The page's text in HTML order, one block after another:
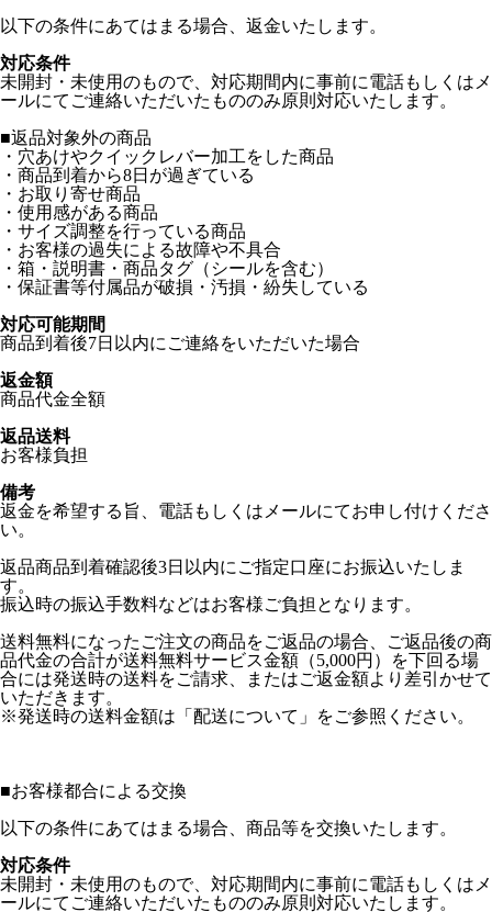
以下の条件にあてはまる場合、返金いたします。
対応条件
未開封・未使用のもので、対応期間内に事前に電話もしくはメ
ールにてご連絡いただいたもののみ原則対応いたします。
■返品対象外の商品
・穴あけやクイックレバー加工をした商品
・商品到着から8日が過ぎている
・お取り寄せ商品
・使用感がある商品
・サイズ調整を行っている商品
・お客様の過失による故障や不具合
・箱・説明書・商品タグ（シールを含む）
・保証書等付属品が破損・汚損・紛失している
対応可能期間
商品到着後7日以内にご連絡をいただいた場合
返金額
商品代金全額
返品送料
お客様負担
備考
返金を希望する旨、電話もしくはメールにてお申し付けくださ
い。
返品商品到着確認後3日以内にご指定口座にお振込いたしま
す。
振込時の振込手数料などはお客様ご負担となります。
送料無料になったご注文の商品をご返品の場合、ご返品後の商
品代金の合計が送料無料サービス金額（5,000円）を下回る場
合には発送時の送料をご請求、またはご返金額より差引かせて
いただきます。
※発送時の送料金額は「配送について」をご参照ください。
■お客様都合による交換
以下の条件にあてはまる場合、商品等を交換いたします。
対応条件
未開封・未使用のもので、対応期間内に事前に電話もしくはメ
ールにてご連絡いただいたもののみ原則対応いたします。